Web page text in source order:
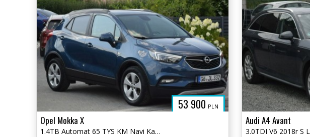
53 900 PLN
Opel Mokka X
1.4TB Automat 65 TYS KM Navi Kamera Oryginał Lakier Sprowadzony
Audi A4 Avant